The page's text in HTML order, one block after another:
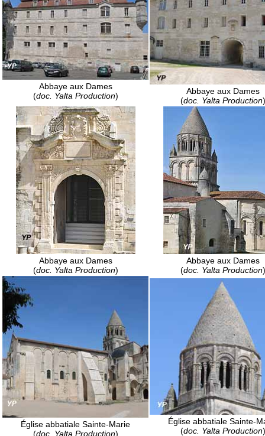
Abbaye aux Dames
(doc. Yalta Production)
Abbaye aux Dames
(doc. Yalta Production)
Abbaye aux Dames
(doc. Yalta Production)
Abbaye aux Dames
(doc. Yalta Production)
Église abbatiale Sainte-Marie
(doc. Yalta Production)
Église abbatiale Sainte-
(doc. Yalta Production)